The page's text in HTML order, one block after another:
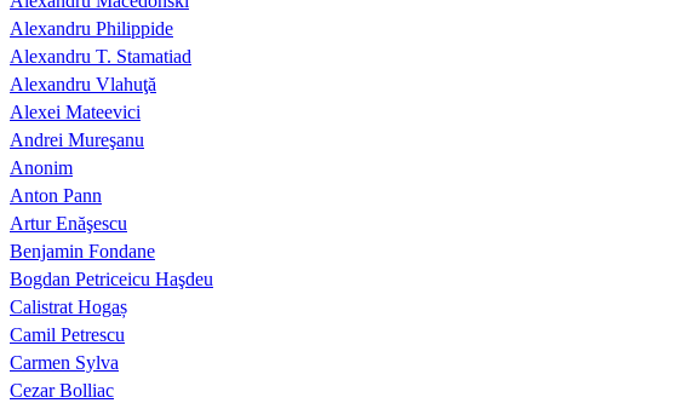
Alexandru Philippide
Alexandru T. Stamatiad
Alexandru Vlahuţă
Alexei Mateevici
Andrei Mureşanu
Anonim
Anton Pann
Artur Enăşescu
Benjamin Fondane
Bogdan Petriceicu Haşdeu
Calistrat Hogaș
Camil Petrescu
Carmen Sylva
Cezar Bolliac